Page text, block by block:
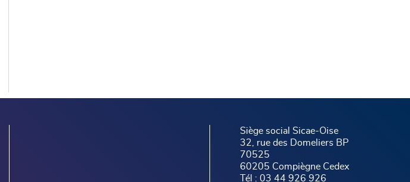
Siège social Sicae-Oise
32, rue des Domeliers BP
70525
60205 Compiègne Cedex
Tél : 03 44 926 926